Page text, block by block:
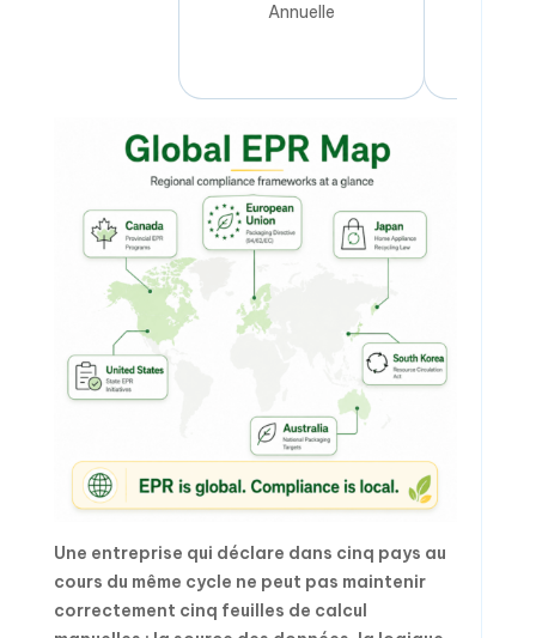
Annuelle
Une entreprise qui déclare dans cinq pays au
cours du même cycle ne peut pas maintenir
correctement cinq feuilles de calcul